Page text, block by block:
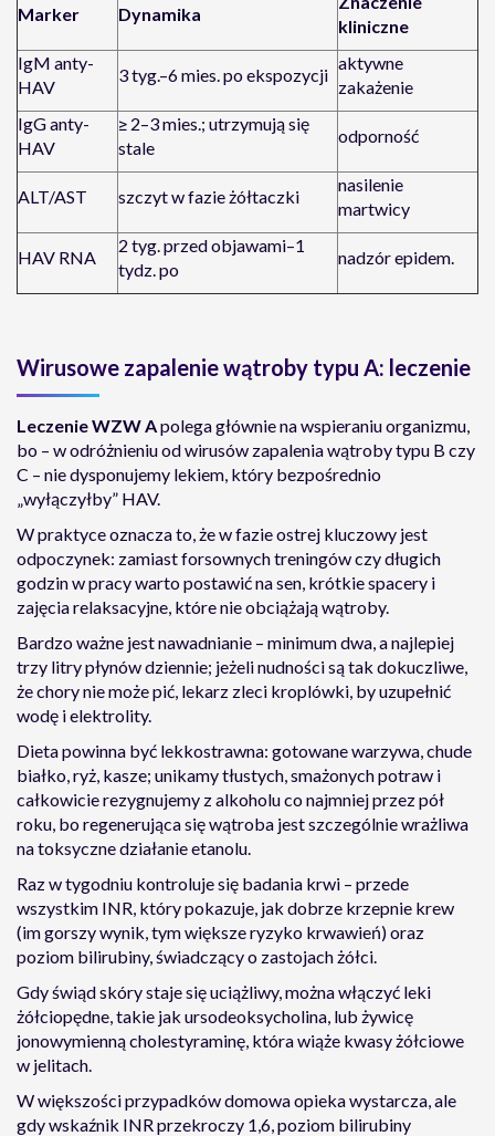
Marker Dynamika
kliniczne
IgM anty-
HAV
3 tyg.–6 mies. po ekspozycji
aktywne
zakażenie
IgG anty-
HAV
≥ 2–3 mies.; utrzymują się
stale
odporność
ALT/AST szczyt w fazie żółtaczki
nasilenie
martwicy
HAV RNA
2 tyg. przed objawami–1
tydz. po
nadzór epidem.
Wirusowe zapalenie wątroby typu A: leczenie
Leczenie WZW Apolega głównie na wspieraniu organizmu,
bo – w odróżnieniu od wirusów zapalenia wątroby typu B czy
C – nie dysponujemy lekiem, który bezpośrednio
„wyłączyłby” HAV.
W praktyce oznacza to, że w fazie ostrej kluczowy jest
odpoczynek: zamiast forsownych treningów czy długich
godzin w pracy warto postawić na sen, krótkie spacery i
zajęcia relaksacyjne, które nie obciążają wątroby.
Bardzo ważne jest nawadnianie – minimum dwa, a najlepiej
trzy litry płynów dziennie; jeżeli nudności są tak dokuczliwe,
że chory nie może pić, lekarz zleci kroplówki, by uzupełnić
wodę i elektrolity.
Dieta powinna być lekkostrawna: gotowane warzywa, chude
białko, ryż, kasze; unikamy tłustych, smażonych potraw i
całkowicie rezygnujemy z alkoholu co najmniej przez pół
roku, bo regenerująca się wątroba jest szczególnie wrażliwa
na toksyczne działanie etanolu.
Raz w tygodniu kontroluje się badania krwi – przede
wszystkim INR, który pokazuje, jak dobrze krzepnie krew
(im gorszy wynik, tym większe ryzyko krwawień) oraz
poziom bilirubiny, świadczący o zastojach żółci.
Gdy świąd skóry staje się uciążliwy, można włączyć leki
żółciopędne, takie jak ursodeoksycholina, lub żywicę
jonowymienną cholestyraminę, która wiąże kwasy żółciowe
w jelitach.
W większości przypadków domowa opieka wystarcza, ale
gdy wskaźnik INR przekroczy 1,6, poziom bilirubiny